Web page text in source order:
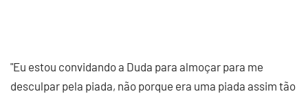
"Eu estou convidando a Duda para almoçar para me
desculpar pela piada, não porque era uma piada assim tão